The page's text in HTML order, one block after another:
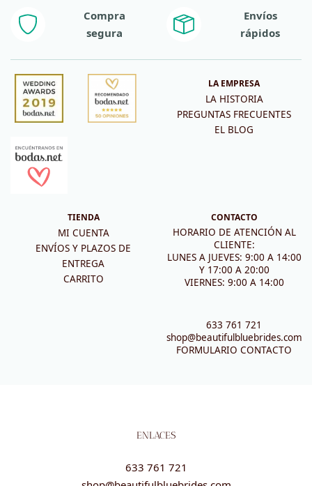
Compra
segura
Envíos
rápidos
LA EMPRESA
LA HISTORIA
PREGUNTAS FRECUENTES
EL BLOG
TIENDA
MI CUENTA
ENVÍOS Y PLAZOS DE
ENTREGA
CARRITO
CONTACTO
HORARIO DE ATENCIÓN AL
CLIENTE:
LUNES A JUEVES: 9:00 A 14:00
Y 17:00 A 20:00
VIERNES: 9:00 A 14:00
633 761 721
shop@beautifulbluebrides.com
FORMULARIO CONTACTO
ENLACES
633 761 721